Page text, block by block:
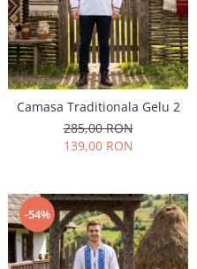
Camasa Traditionala Gelu 2
285,00 RON
139,00 RON
-54%